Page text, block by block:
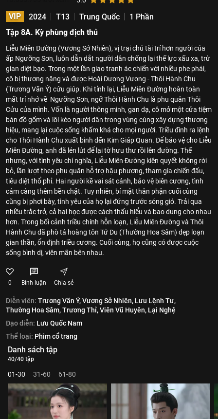
VIP 2024 T13 Trung Quốc
1 Phần
Tập 8A. Kỳ phùng địch thủ
Liễu Miên Đường (Vương Sở Nhiên), vị trại chủ tài trí hơn người của
ấp Ngưỡng Sơn, luôn dẫn dắt người dân chống lại thế lực xấu xa, trừ
gian diệt bạo. Trong một lần giao tranh ác chiến với nhiều phe phái,
cô bị thương nặng và được Hoài Dương Vương - Thôi Hành Chu
(Trương Vãn Ý) cứu giúp. Khi tỉnh lại, Liễu Miên Đường hoàn toàn
mất trí nhớ về Ngưỡng Sơn, ngỡ Thôi Hành Chu là phu quân Thôi
Cửu của mình. Vốn là người thông minh, gan dạ, cô mở một cửa tiệm
bán đồ gốm và lôi kéo người dân trong vùng cùng xây dựng thương
hiệu, mang lại cuộc sống khấm khá cho mọi người. Triều đình ra lệnh
cho Thôi Hành Chu xuất binh đến Kim Giáp Quan. Để bảo vệ cho Liễu
Miên Đường, anh đã lén lút để lại tờ hưu thư rồi lên đường. Thế
nhưng, với tình yêu chí nghĩa, Liễu Miên Đường kiên quyết không rời
bỏ, lần lượt theo phu quân hỗ trợ hậu phương, tham gia chiến đấu,
tiêu diệt thổ phỉ. Hai người kề vai sát cánh, bảo vệ biên cương, tình
cảm càng thêm bền chặt. Tuy nhiên, bí mật thân phận cuối cùng
cũng bị phơi bày, tình yêu của họ lại đứng trước sóng gió. Trải qua
nhiều trắc trở, cả hai học được cách thấu hiểu và bao dung cho nhau
hơn. Trong bối cảnh triều chính hỗn loạn, Liễu Miên Đường và Thôi
Hành Chu đã phò tá hoàng tôn Tử Du (Thường Hoa Sâm) dẹp loạn
gian thần, ổn định triều cương. Cuối cùng, họ cũng có được cuộc
sống bình dị, viên mãn bên nhau.
0 Bình luận Chia sẻ
Diễn viên: Trương Vãn Ý,Vương Sở Nhiên, Lưu Lệnh Tư,
Thường Hoa Sâm,Trương Thỉ,Viên Vũ Huyên, Lại Nghệ
Đạo diễn: Lưu Quốc Nam
Thể loại: Phim cổ trang
Danh sách tập
40/40 tập
01-30 31-60 61-80